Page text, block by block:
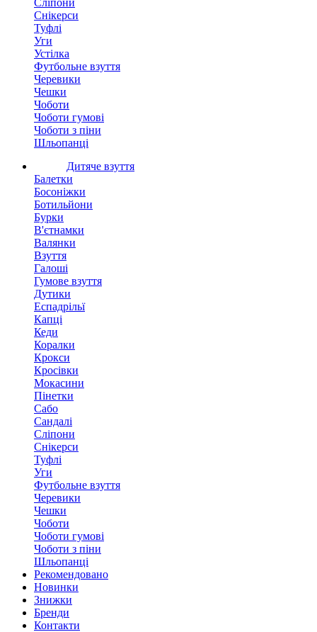
Сліпони
Снікерси
Туфлі
Уги
Устілка
Футбольне взуття
Черевики
Чешки
Чоботи
Чоботи гумові
Чоботи з піни
Шльопанці
Дитяче взуття
Балетки
Босоніжки
Ботильйони
Бурки
В'єтнамки
Валянки
Взуття
Галоші
Гумове взуття
Дутики
Еспадрільї
Капці
Кеди
Коралки
Крокси
Кросівки
Мокасини
Пінетки
Сабо
Сандалі
Сліпони
Снікерси
Туфлі
Уги
Футбольне взуття
Черевики
Чешки
Чоботи
Чоботи гумові
Чоботи з піни
Шльопанці
Рекомендовано
Новинки
Знижки
Бренди
Контакти